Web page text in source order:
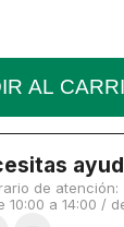
AL
de atención:
10:00 a 14:00 /